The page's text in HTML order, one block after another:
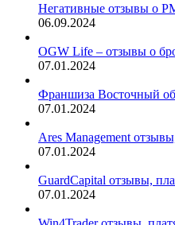
Негативные отзывы о
06.09.2024
OGW Life – отзывы о
07.01.2024
Франшиза Восточный
07.01.2024
Ares Management
07.01.2024
GuardCapital отзывы,
07.01.2024